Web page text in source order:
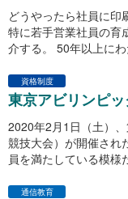
どうやったら社員に印
特に若手営業社員の育
介する。 50年以上に
資格制度
東京アビリンピ
2020年2月1日（土）
競技大会）が開催され
員を満たしている模様
通信教育